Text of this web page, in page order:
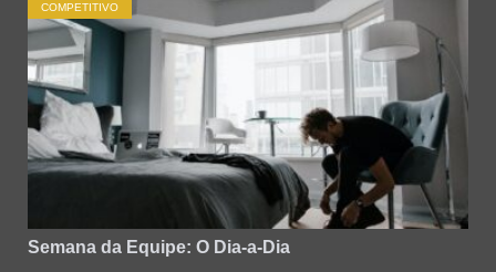
COMPETITIVO
Semana da Equipe: O Dia-a-Dia